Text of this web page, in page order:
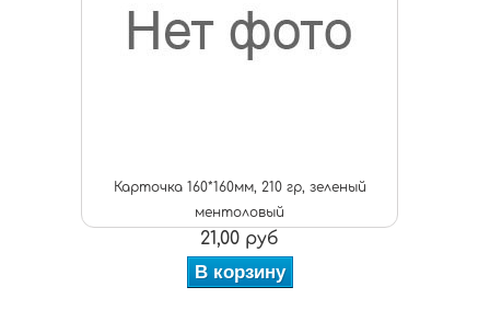
Карточка 160*160мм, 210 гр, зеленый
ментоловый
21,00 руб
В корзину